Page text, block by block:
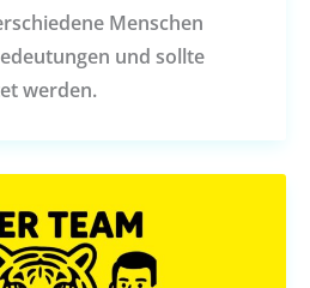
Menschen
und sollte
werden.